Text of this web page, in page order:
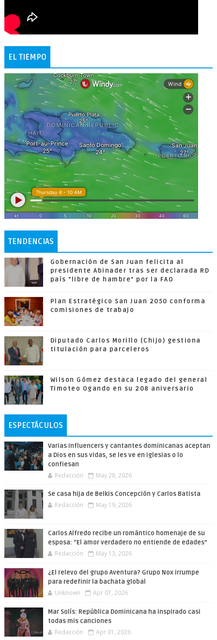
EL TIEMPO
TENDENCIAS
Gobernación de San Juan felicita al
presidente Abinader tras ser declarada RD
país "libre de hambre" por la FAO
Plan Estratégico San Juan 2050 conforma
comisiones de trabajo
Diputado Carlos Morillo (Chijo) gestiona
titulación para parceleros
Wilson Gómez destaca legado del general
Timoteo Ogando en su 208 aniversario
ESPECTÁCULOS
Varias influencers y cantantes dominicanas aceptan
a Dios en sus vidas, se les ve en iglesias o lo
confiesan
Redacción May 28, 2026
Se casa hija de Belkis Concepción y Carlos Batista
Redacción May 19, 2026
Carlos Alfredo recibe un romántico homenaje de su
esposa: “El amor verdadero no entiende de edades”
Redacción May 13, 2026
¿El relevo del grupo Aventura? Grupo Nox irrumpe
para redefinir la bachata global
Unknown Apr 07, 2026
Mar Solís: República Dominicana ha inspirado casi
todas mis canciones
Redacción Apr 01, 2026